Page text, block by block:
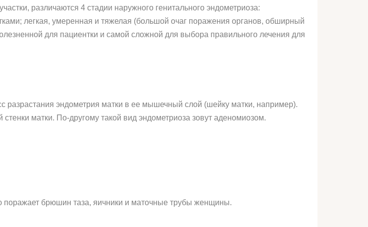
различаются 4 стадии наружного генитального эндометриоза:
легкая, умеренная и тяжелая (большой очаг поражения органов, обширный
для пациентки и самой сложной для выбора правильного лечения для
разрастания эндометрия матки в ее мышечный слой (шейку матки, например).
матки. По-другому такой вид эндометриоза зовут аденомиозом.
поражает брюшин таза, яичники и маточные трубы женщины.